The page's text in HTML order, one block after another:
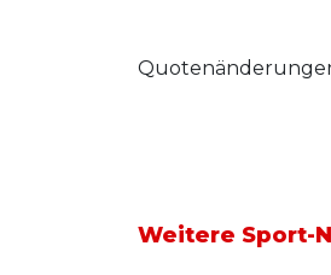
Weitere Sport-